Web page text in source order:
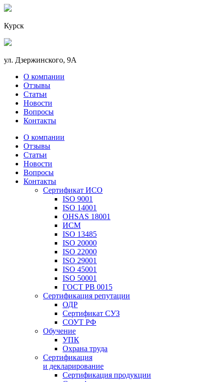
Курск
ул. Дзержинского, 9А
О компании
Отзывы
Статьи
Новости
Вопросы
Контакты
О компании
Отзывы
Статьи
Новости
Вопросы
Контакты
Сертификат ИСО
ISO 9001
ISO 14001
OHSAS 18001
ИСМ
ISO 13485
ISO 20000
ISO 22000
ISO 29001
ISO 45001
ISO 50001
ГОСТ РВ 0015
Сертификация репутации
ОДР
Сертификат СУЗ
СОУТ РФ
Обучение
УПК
Охрана труда
Сертификация
и декларирование
Сертификация продукции